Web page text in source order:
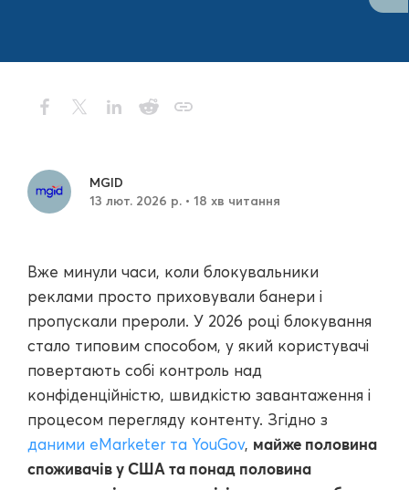
MGID
13 лют. 2026 р. • 18 хв читання
Вже минули часи, коли блокувальники
реклами просто приховували банери і
пропускали прероли. У 2026 році блокування
стало типовим способом, у який користувачі
повертають собі контроль над
конфіденційністю, швидкістю завантаження і
процесом перегляду контенту. Згідно з
даними eMarketer та YouGov, майже половина
споживачів у США та понад половина